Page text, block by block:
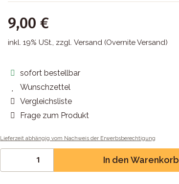
9,00 €
inkl. 19% USt., zzgl. Versand (Overnite Versand)
sofort bestellbar
Wunschzettel
Vergleichsliste
Frage zum Produkt
Lieferzeit abhängig vom Nachweis der Erwerbsberechtigung
In den Warenkorb